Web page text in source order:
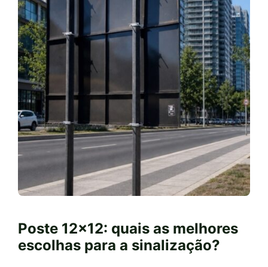
Poste 12×12: quais as melhores
escolhas para a sinalização?